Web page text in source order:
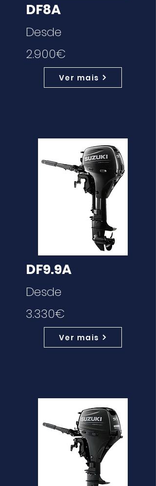
DF8A
Desde
2.900€
Ver mais
DF9.9A
Desde
3.330€
Ver mais